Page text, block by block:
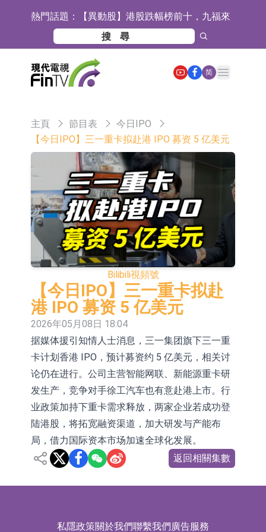
熱門話題： 【異動股】港股跌幅榜前十，九福來
(08611.HK)跌21.43%，天瑞汽車内飾
(06162.HK)跌18.44%
【異動股】港股漲幅榜前十，佳明集
團控股(01271.HK)漲+78.22%，拿森
科技(02261.HK)漲+64.11%
斯迪克：公司為國內摺疊屏核心功能
材料供應商
恒瑞醫藥：公司已在中國獲批上市26
目標客戶的測試認證
上期所：7月份對11個實際控制關系
賬戶組採取限制開倉的監管措施
特發服務：成功中標嗶哩嗶哩上海濱
江總部物業服務項目
亞太股份：公司是零跑汽車和
Stellantis集團的供應商
理工雷科面向邊緣AI場景推出"山
海"系列智算模組 系列產品基於國產
CPU與GPU構建
【異動股】醫療研發外包板塊拉升，
博騰股份(300363.CN)漲20.02%
日韓股市收盤雙雙下跌
依米康：海外交付以東南亞、中東市
場為主 並已取得歐美相關認證
上交所：財通多策略福鑫定期開放靈
活配置混合型發起式證券投資基金臨
時停牌
上交所：景順長城全球半導體芯片產
業股票型證券投資基金臨時停牌
【異動股】港股跌幅榜前十，卡森國
際(00496.HK)跌22.40%，九福來
(08611.HK)跌21.01%
【異動股】港股漲幅榜前十，拿森科
技(02261.HK)漲+75.05%，辰興發展
(02286.HK)漲+64.91%
神火股份：新疆神火鋁水轉化率已
100%
【異動股】焦炭Ⅲ板塊下挫，陝西黑
貓(601015.CN)跌8.38%
浙江證監局對財通證券股份有限公司
採取出具警示函措施
山金國際：港股上市工作正常推進中
简
Open main menu
主頁 節目表
今日IPO
【今日IPO】三一重卡拟赴港 IPO 募资 5 亿美元
Bilibili視頻號
【今日IPO】三一重卡拟赴
港 IPO 募资 5 亿美元
2026年05月08日 18:04
据媒体援引知情人士消息，三一集团旗下三一重
卡计划香港 IPO，预计募资约 5 亿美元，相关讨
论仍在进行。公司主营智能网联、新能源重卡研
发生产，竞争对手徐工汽车也有意赴港上市。行
业政策加持下重卡需求释放，两家企业若成功登
陆港股，将拓宽融资渠道，加大研发与产能布
局，借力国际资本市场加速全球化发展。
返回相關集數
私隱政策關於我們聯繫我們廣告服務